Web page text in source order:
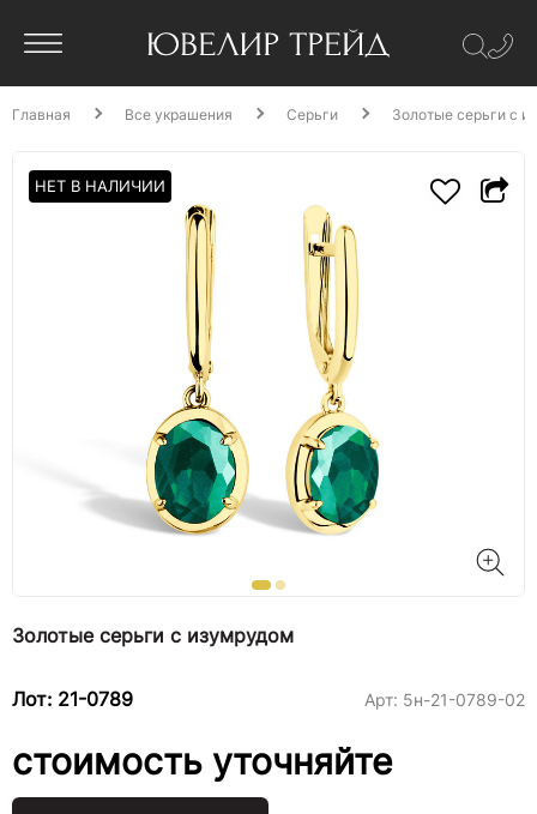
Главная Все украшения Серьги Золотые серьги с
НЕТ В НАЛИЧИИ
Золотые серьги с изумрудом
Лот: 21-0789 Арт: 5н-21-0789-02
стоимость уточняйте